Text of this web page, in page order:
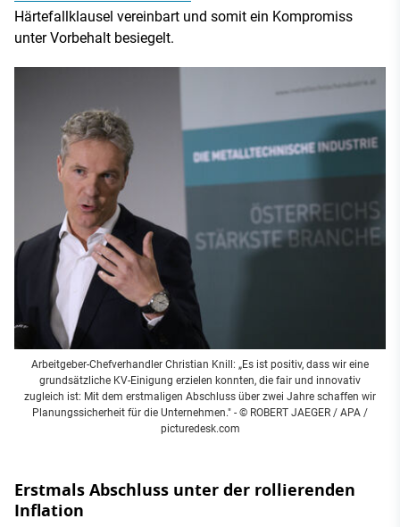
Härtefallklausel vereinbart und somit ein Kompromiss
unter Vorbehalt besiegelt.
Arbeitgeber-Chefverhandler Christian Knill: „Es ist positiv, dass wir eine
grundsätzliche KV-Einigung erzielen konnten, die fair und innovativ
zugleich ist: Mit dem erstmaligen Abschluss über zwei Jahre schaffen wir
Planungssicherheit für die Unternehmen." - © ROBERT JAEGER / APA /
picturedesk.com
Erstmals Abschluss unter der rollierenden
Inflation